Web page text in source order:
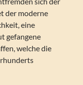
der moderne
eine
gefangene
welche die